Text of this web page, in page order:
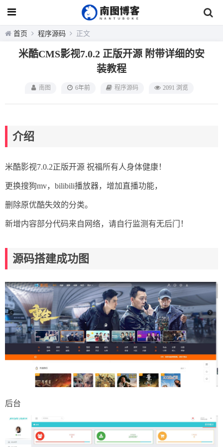
首页 程序源码 正文
米酷CMS影视7.0.2 正版开源 附带详细的安
装教程
南图 6年前 程序源码 2091 浏览
介绍
米酷影视7.0.2正版开源 祝福所有人身体健康！
更换搜狗mv，bilibili播放器，增加直播功能，
删除原优酷失效的分类。
新增内容部分代码来自网络，请自行监测有无后门！
源码搭建成功图
后台